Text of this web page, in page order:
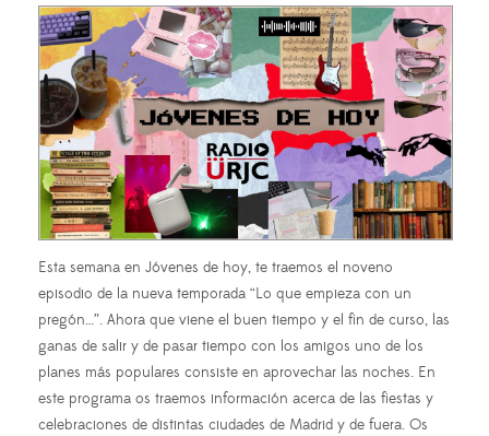
Esta semana en Jóvenes de hoy, te traemos el noveno
episodio de la nueva temporada “Lo que empieza con un
pregón…”. Ahora que viene el buen tiempo y el fin de curso, las
ganas de salir y de pasar tiempo con los amigos uno de los
planes más populares consiste en aprovechar las noches. En
este programa os traemos información acerca de las fiestas y
celebraciones de distintas ciudades de Madrid y de fuera. Os